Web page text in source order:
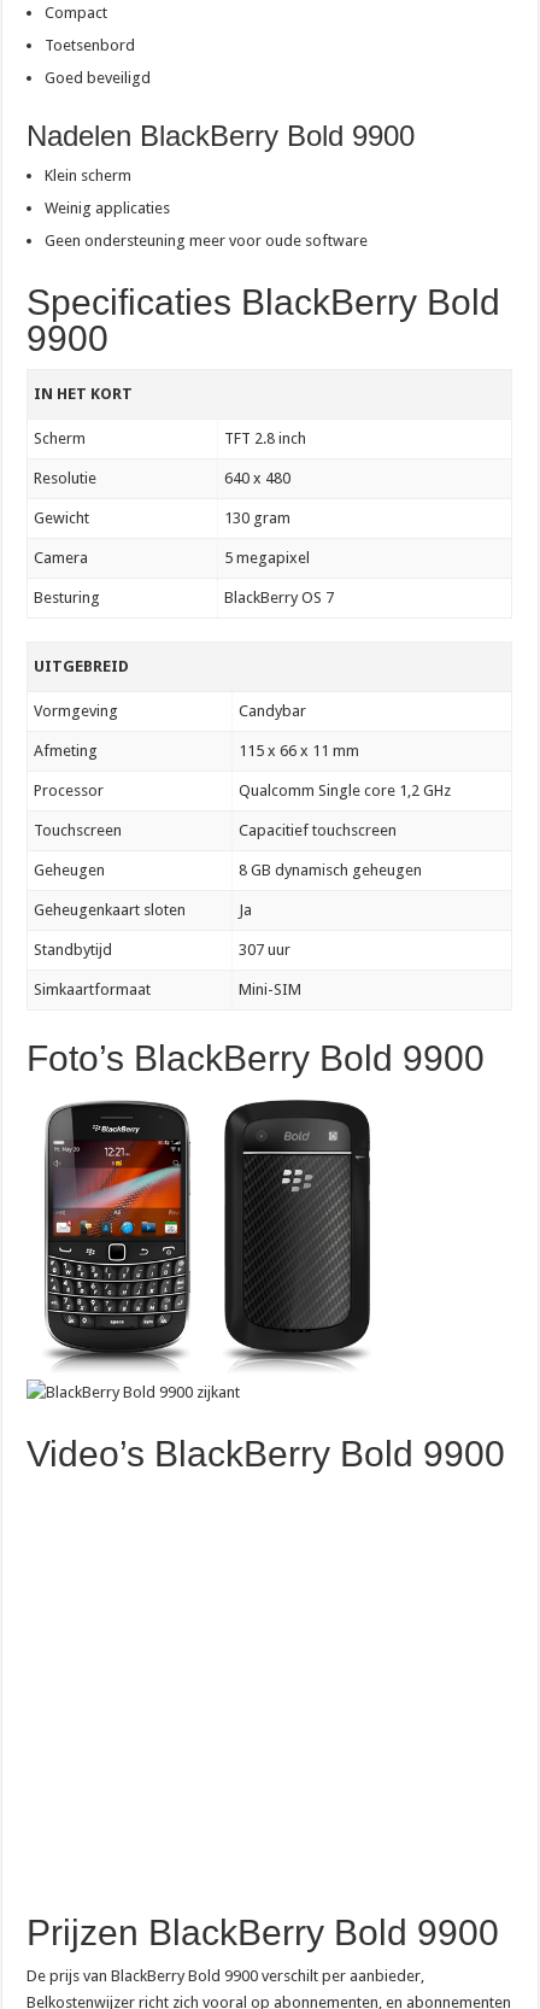
Compact
Toetsenbord
Goed beveiligd
Nadelen BlackBerry Bold 9900
Klein scherm
Weinig applicaties
Geen ondersteuning meer voor oude software
Specificaties BlackBerry Bold
9900
IN HET KORT
Scherm TFT 2.8 inch
Resolutie 640 x 480
Gewicht 130 gram
Camera 5 megapixel
Besturing BlackBerry OS 7
UITGEBREID
Vormgeving Candybar
Afmeting 115 x 66 x 11 mm
Processor Qualcomm Single core 1,2 GHz
Touchscreen Capacitief touchscreen
Geheugen 8 GB dynamisch geheugen
Geheugenkaart sloten Ja
Standbytijd 307 uur
Simkaartformaat Mini-SIM
Foto’s BlackBerry Bold 9900
Video’s BlackBerry Bold 9900
Prijzen BlackBerry Bold 9900
De prijs van BlackBerry Bold 9900 verschilt per aanbieder,
Belkostenwijzer richt zich vooral op abonnementen, en abonnementen